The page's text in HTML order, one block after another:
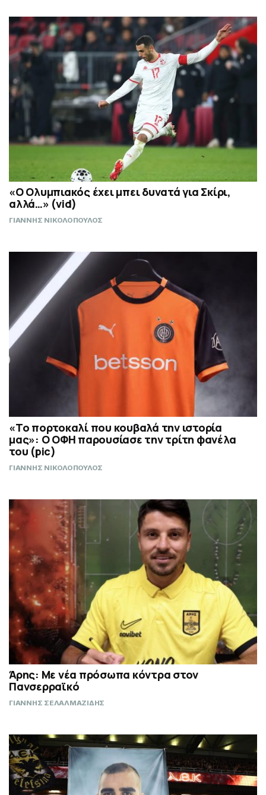
«Ο Ολυμπιακός έχει μπει δυνατά για Σκίρι,
αλλά…» (vid)
ΓΙΑΝΝΗΣ ΝΙΚΟΛΟΠΟΥΛΟΣ
«Το πορτοκαλί που κουβαλά την ιστορία
μας»: Ο ΟΦΗ παρουσίασε την τρίτη φανέλα
του (pic)
ΓΙΑΝΝΗΣ ΝΙΚΟΛΟΠΟΥΛΟΣ
Άρης: Με νέα πρόσωπα κόντρα στον
Πανσερραϊκό
ΓΙΑΝΝΗΣ ΣΕΛΑΛΜΑΖΙΔΗΣ